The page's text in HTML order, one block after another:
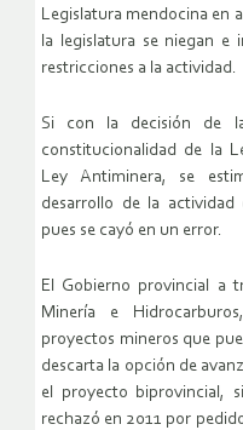
Legislatura mendocina en
la legislatura se niegan e
restricciones a la actividad.
Si con la decisión de
constitucionalidad de la
Ley Antiminera, se
desarrollo de la actividad
pues se cayó en un error.
El Gobierno provincial a
Minería e
proyectos mineros que
descarta la opción de
el proyecto biprovincial,
rechazó en 2011 por